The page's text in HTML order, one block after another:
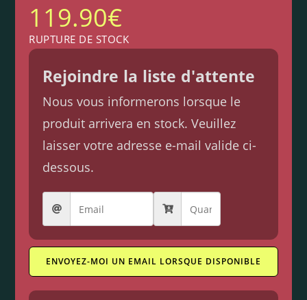
119.90€
RUPTURE DE STOCK
Rejoindre la liste d'attente
Nous vous informerons lorsque le
produit arrivera en stock. Veuillez
laisser votre adresse e-mail valide ci-
dessous.
ENVOYEZ-MOI UN EMAIL LORSQUE DISPONIBLE